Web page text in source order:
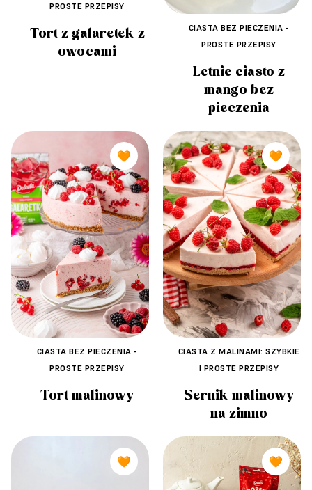
PROSTE PRZEPISY
Tort z galaretek z
owocami
CIASTA BEZ PIECZENIA -
PROSTE PRZEPISY
Letnie ciasto z
mango bez
pieczenia
🧡
CIASTA BEZ PIECZENIA -
PROSTE PRZEPISY
Tort malinowy
🧡
CIASTA Z MALINAMI: SZYBKIE
I PROSTE PRZEPISY
Sernik malinowy
na zimno
🧡 🧡